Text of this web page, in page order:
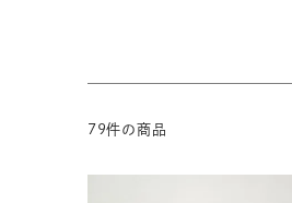
79件の商品